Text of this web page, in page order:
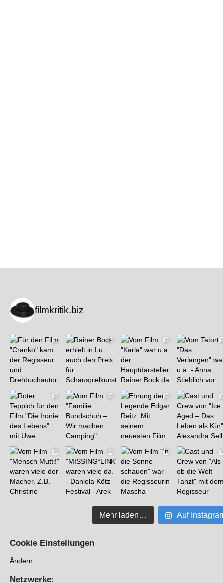
filmkritik.biz
Mehr laden… Auf
Cookie Einstellungen
Ändern
Netzwerke: